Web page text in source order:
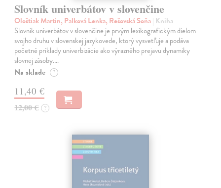
Slovník univerbátov v slovenčine
Ološtiak Martin, Palková Lenka, Rešovská Soňa| Kniha
Slovník univerbátov v slovenčine je prvým lexikografickým dielom
svojho druhu v slovenskej jazykovede, ktorý vysvetľuje a podáva
početné príklady univerbizácie ako výrazného prejavu dynamiky
slovnej zásoby.…
Na sklade ?
11,40 €
12,00 € ?